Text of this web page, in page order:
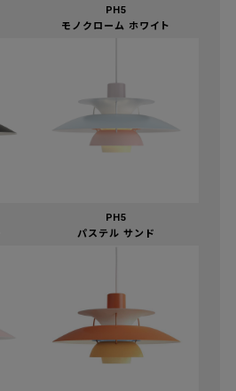
PH5
モノクローム ホワイト
PH5
パステル サンド